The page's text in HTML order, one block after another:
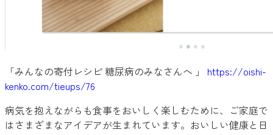
「みんなの寄付レシピ 糖尿病のみなさんへ 」 https://oishi-
kenko.com/tieups/76
病気を抱えながらも食事をおいしく楽しむために、ご家庭で
はさまざまなアイデアが生まれています。おいしい健康と日